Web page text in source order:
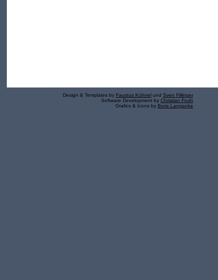
Design & Templates by Faustus Kühnel und Sven Fillinger
Software Development by Christian Fruth
Grafics & Icons by Boris Langanke